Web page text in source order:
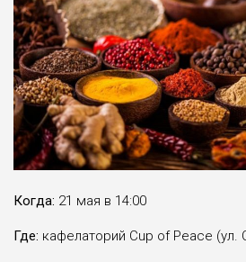
Когда: 21 мая в 14:00
Где: кафелаторий Cup of Peace (ул.